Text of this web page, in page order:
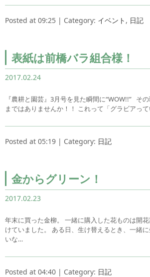
Posted at 09:25 | Category: イベント , 日記
表紙は前橋バラ組合様！
2017.02.24
『農耕と園芸』3月号を見た瞬間に“WOW!!” そ
まではありませんか！！ これって「グラビアっ
Posted at 05:19 | Category: 日記
金からグリーン！
2017.02.23
年末に買った金柳。 一緒に購入した花ものは開
けていました。 ある日、生け替えるとき、一緒
いな…
Posted at 04:40 | Category: 日記